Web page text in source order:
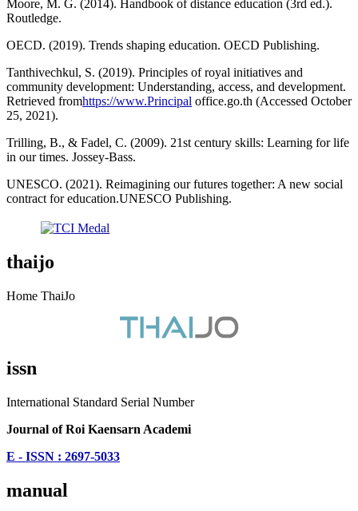
Moore, M. G. (2014). Handbook of distance education (3rd ed.).
Routledge.
OECD. (2019). Trends shaping education. OECD Publishing.
Tanthivechkul, S. (2019). Principles of royal initiatives and
community development: Understanding, access, and development.
Retrieved fromhttps://www.Principal office.go.th (Accessed October
25, 2021).
Trilling, B., & Fadel, C. (2009). 21st century skills: Learning for life
in our times. Jossey-Bass.
UNESCO. (2021). Reimagining our futures together: A new social
contract for education.UNESCO Publishing.
thaijo
Home ThaiJo
issn
International Standard Serial Number
Journal of Roi Kaensarn Academi
E - ISSN : 2697-5033
manual